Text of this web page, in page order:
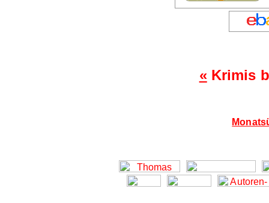
«Krimis